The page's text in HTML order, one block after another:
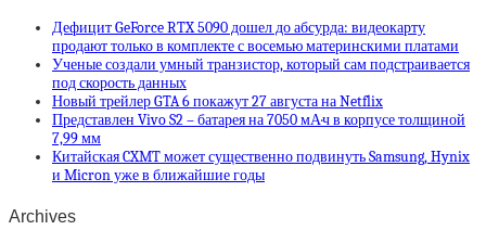
Дефицит GeForce RTX 5090 дошел до абсурда: видеокарту
продают только в комплекте с восемью материнскими платами
Ученые создали умный транзистор, который сам подстраивается
под скорость данных
Новый трейлер GTA 6 покажут 27 августа на Netflix
Представлен Vivo S2 – батарея на 7050 мА·ч в корпусе толщиной
7,99 мм
Китайская CXMT может существенно подвинуть Samsung, Hynix
и Micron уже в ближайшие годы
Archives